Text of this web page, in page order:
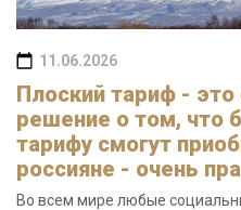
11.06.2026
Плоский тариф -
решение о том, что
тарифу смогут
россияне - очень
Во всем мире любые